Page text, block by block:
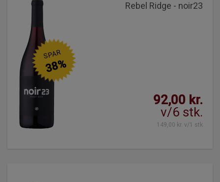
Rebel Ridge - noir23
92,00 kr.
v/6 stk.
149,00 kr. v/1 stk
SPAR
38%